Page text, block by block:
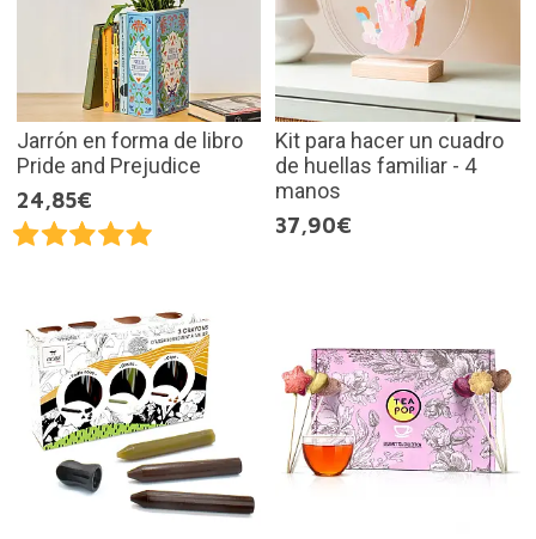
Jarrón en forma de libro
Pride and Prejudice
24,85€
Kit para hacer un cuadro
de huellas familiar - 4
manos
37,90€